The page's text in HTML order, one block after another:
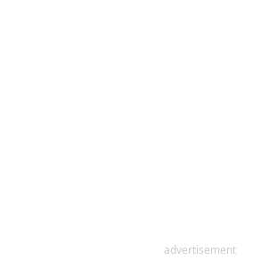
advertisement